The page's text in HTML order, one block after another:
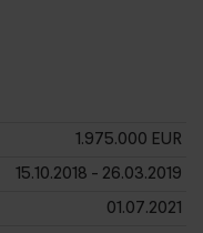
1.975.000 EUR
15.10.2018 - 26.03.2019
01.07.2021